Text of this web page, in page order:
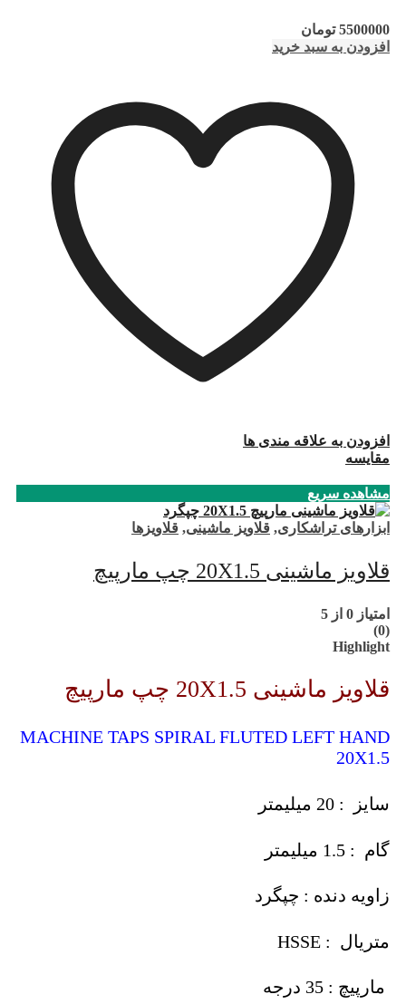
5500000 تومان
افزودن به سبد خرید
افزودن به علاقه مندی ها
مقایسه
مشاهده سریع
ابزارهای تراشکاری, قلاویز ماشینی, قلاویزها
قلاویز ماشینی 20X1.5 چپ مارپیچ
امتیاز 0 از 5
(0)
Highlight
قلاویز ماشینی 20X1.5 چپ مارپیچ
MACHINE TAPS SPIRAL FLUTED LEFT HAND
20X1.5
سایز : 20 میلیمتر
گام : 1.5 میلیمتر
زاویه دنده : چپگرد
متریال : HSSE
مارپیچ : 35 درجه